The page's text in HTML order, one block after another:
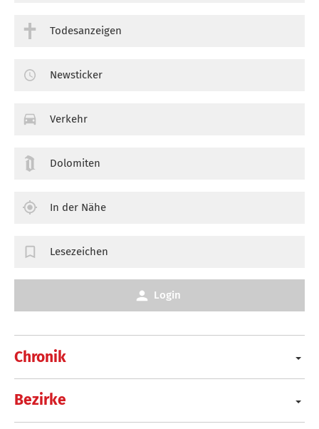
Chronik
Bezirke
Todesanzeigen
Newsticker
Verkehr
Dolomiten
In der Nähe
Lesezeichen
Login